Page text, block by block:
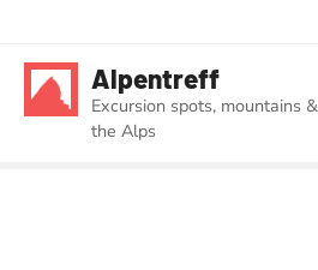
Alpentreff
Excursion spots, mountains
the Alps